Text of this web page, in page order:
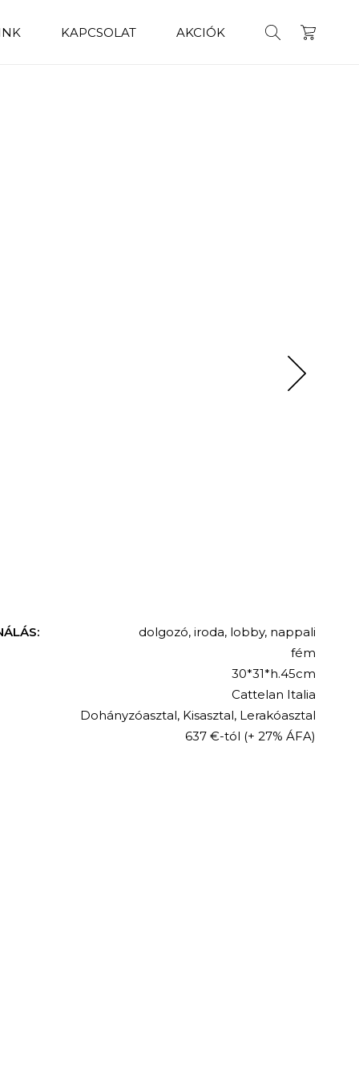
KAPCSOLAT AKCIÓK
dolgozó,iroda, lobby, nappali
fém
30*31*h.45cm
Cattelan Italia
Dohányzóasztal, Kisasztal, Lerakóasztal
637 €-tól (+ 27% ÁFA)